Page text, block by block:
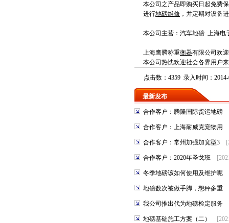
本公司之产品即购买日起免费
进行地磅维修 ，并定期对设备
本公司主营： 汽车地磅 上海电
上海鹰腾称重衡器有限公司 欢
本公司热忱欢迎社会各界用户
点击数：4359 录入时间：
最新发布
合作客户：腾隆国际货运地磅
合作客户：上海耐威克宠物用
合作客户：常州加强加宽型3
合作客户：2020年圣戈班
冬季地磅该如何使用及维护呢
地磅数次被做手脚，想秤多重
我公司推出代为地磅检定服务
地磅基础施工方案（二）